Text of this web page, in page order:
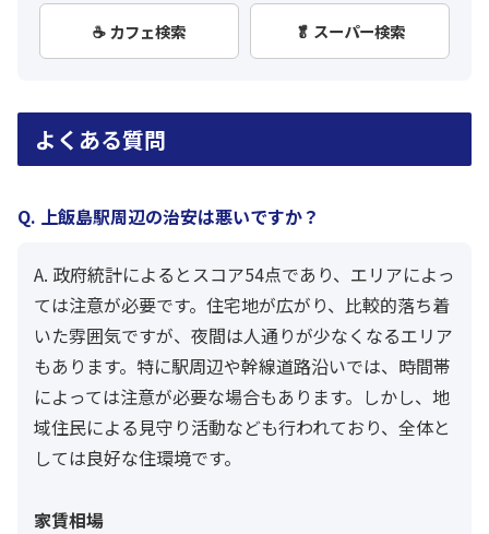
☕ カフェ検索 🥬 スーパー検索
よくある質問
Q. 上飯島駅周辺の治安は悪いですか？
A. 政府統計によるとスコア54点であり、エリアによっ
ては注意が必要です。住宅地が広がり、比較的落ち着
いた雰囲気ですが、夜間は人通りが少なくなるエリア
もあります。特に駅周辺や幹線道路沿いでは、時間帯
によっては注意が必要な場合もあります。しかし、地
域住民による見守り活動なども行われており、全体と
しては良好な住環境です。
家賃相場